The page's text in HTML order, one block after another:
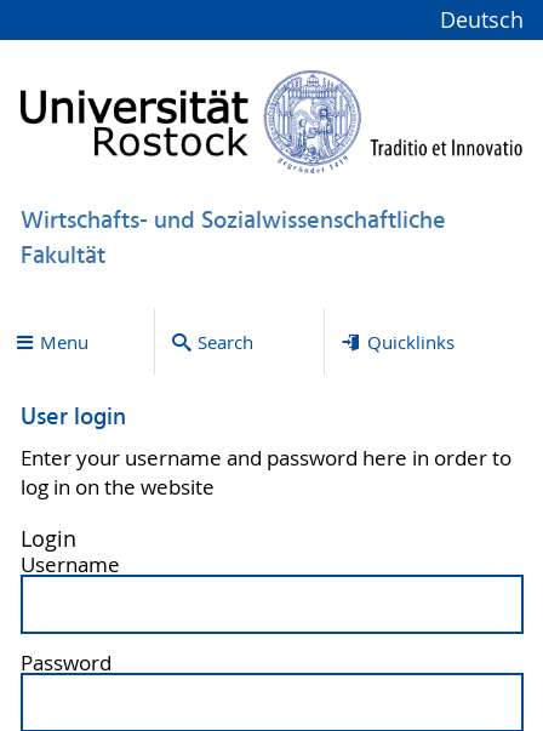
Deutsch
Wirtschafts- und Sozialwissenschaftliche
Fakultät
Menu Search Quicklinks
User login
Enter your username and password here in order to
log in on the website
Login
Username
Password